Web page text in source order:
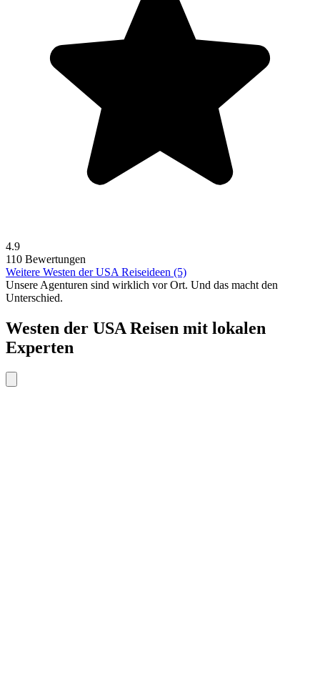
4.9
110 Bewertungen
Weitere Westen der USA Reiseideen (5)
Unsere Agenturen sind wirklich vor Ort. Und das macht den
Unterschied.
Westen der USA Reisen mit lokalen
Experten